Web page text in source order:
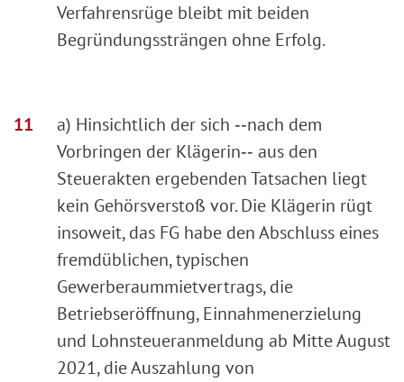
Verfahrensrüge bleibt mit beiden
Begründungssträngen ohne Erfolg.
a) Hinsichtlich der sich ‑‑nach dem
Vorbringen der Klägerin‑‑ aus den
Steuerakten ergebenden Tatsachen liegt
kein Gehörsverstoß vor. Die Klägerin rügt
insoweit, das FG habe den Abschluss eines
fremdüblichen, typischen
Gewerberaummietvertrags, die
Betriebseröffnung, Einnahmenerzielung
und Lohnsteueranmeldung ab Mitte August
2021, die Auszahlung von